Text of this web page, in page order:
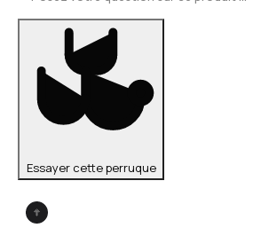
Essayer cette perruque